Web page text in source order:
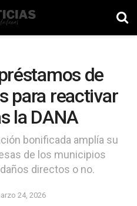
de
para reactivar
la DANA
bonificada amplía su
de los municipios
directos o no.
24, 2026